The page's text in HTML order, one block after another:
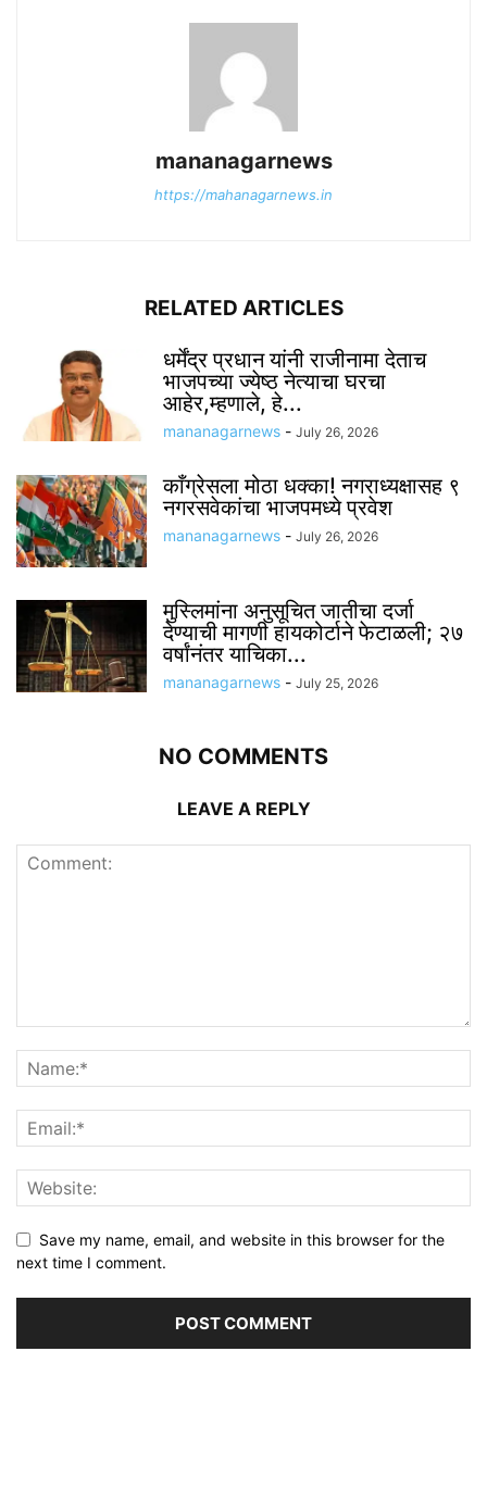
mananagarnews
https://mahanagarnews.in
RELATED ARTICLES
धर्मेंद्र प्रधान यांनी राजीनामा देताच
भाजपच्या ज्येष्ठ नेत्याचा घरचा
आहेर,म्हणाले, हे...
mananagarnews - July 26, 2026
काँग्रेसला मोठा धक्का! नगराध्यक्षासह ९
नगरसवेकांचा भाजपमध्ये प्रवेश
mananagarnews - July 26, 2026
मुस्लिमांना अनुसूचित जातीचा दर्जा
देण्याची मागणी हायकोर्टाने फेटाळली; २७
वर्षांनंतर याचिका...
mananagarnews - July 25, 2026
NO COMMENTS
LEAVE A REPLY
Save my name, email, and website in this browser for the
next time I comment.